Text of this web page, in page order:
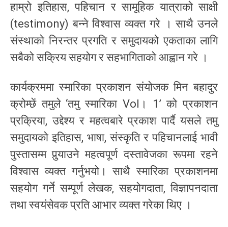
हाम्रो इतिहास, पहिचान र सामूहिक यात्राको साक्षी
(testimony) बन्ने विश्वास व्यक्त गरे । साथै उनले
संस्थाको निरन्तर प्रगति र समुदायको एकताका लागि
सबैको सक्रिय सहयोग र सहभागिताको आह्वान गरे ।
कार्यक्रममा स्मारिका प्रकाशन संयोजक मिन बहादुर
क्रोम्छें तमुले ‘तमु स्मारिका Vol। 1’ को प्रकाशन
प्रक्रिया, उद्देश्य र महत्वबारे प्रकाश पार्दै यसले तमु
समुदायको इतिहास, भाषा, संस्कृति र पहिचानलाई भावी
पुस्तासम्म पुर्‍याउने महत्वपूर्ण दस्तावेजका रूपमा रहने
विश्वास व्यक्त गर्नुभयो। साथै स्मारिका प्रकाशनमा
सहयोग गर्ने सम्पूर्ण लेखक, सहयोगदाता, विज्ञापनदाता
तथा स्वयंसेवक प्रति आभार व्यक्त गरेका थिए ।